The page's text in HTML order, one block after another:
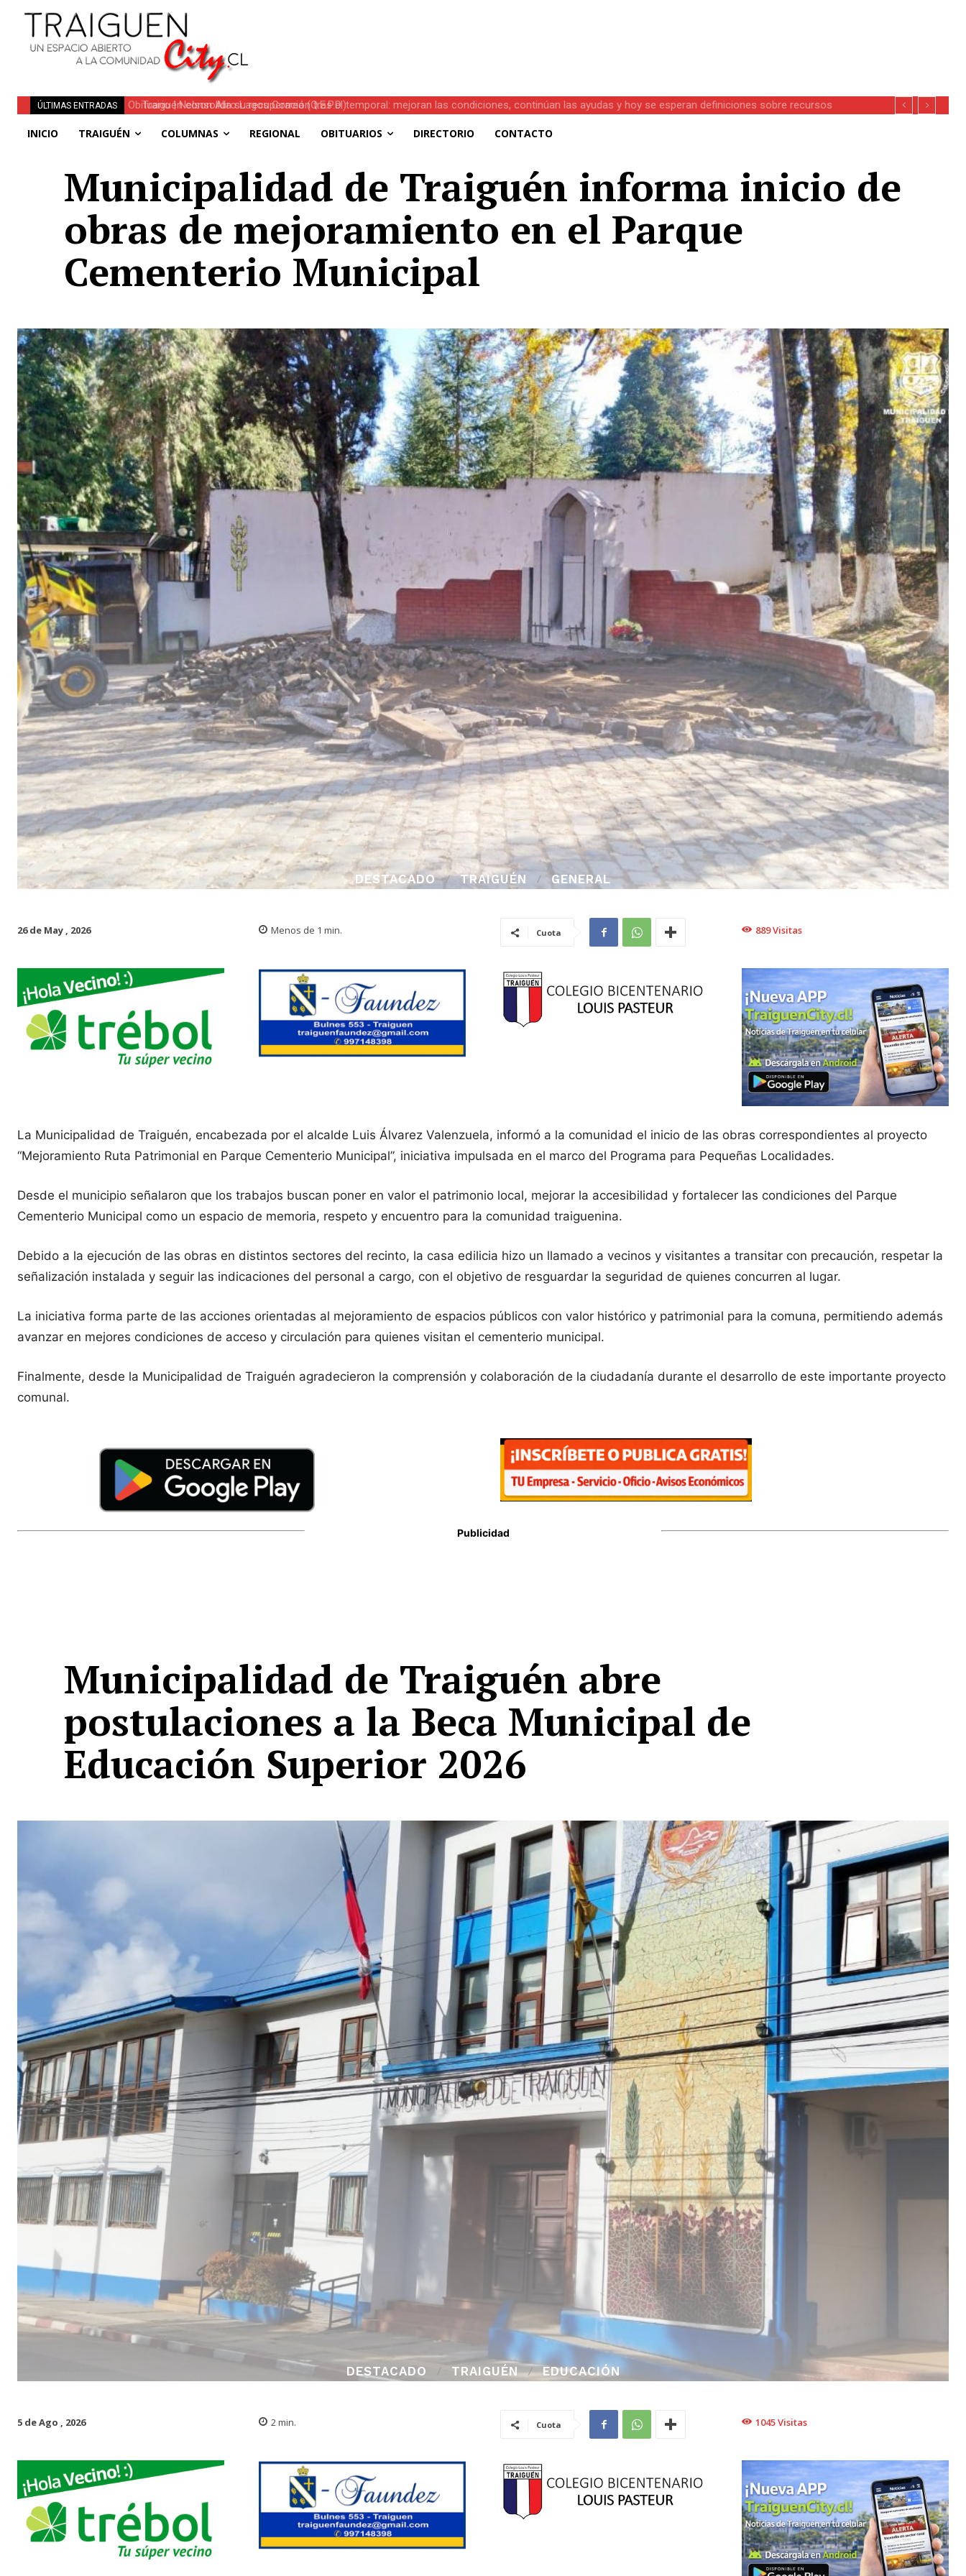
ÚLTIMAS ENTRADAS
Traiguén consolida su recuperación tras el temporal: mejoran las condiciones, continúan las ayudas y hoy se esperan definiciones sobre recursos
INICIO TRAIGUÉN COLUMNAS REGIONAL OBITUARIOS DIRECTORIO CONTACTO
Municipalidad de Traiguén informa inicio de
obras de mejoramiento en el Parque
Cementerio Municipal
DESTACADO TRAIGUÉN GENERAL
26 de May , 2026 Menos de 1 min. Cuota 889Visitas
La Municipalidad de Traiguén, encabezada por el alcalde Luis Álvarez Valenzuela, informó a la comunidad el inicio de las obras correspondientes al proyecto
“Mejoramiento Ruta Patrimonial en Parque Cementerio Municipal”, iniciativa impulsada en el marco del Programa para Pequeñas Localidades.
Desde el municipio señalaron que los trabajos buscan poner en valor el patrimonio local, mejorar la accesibilidad y fortalecer las condiciones del Parque
Cementerio Municipal como un espacio de memoria, respeto y encuentro para la comunidad traiguenina.
Debido a la ejecución de las obras en distintos sectores del recinto, la casa edilicia hizo un llamado a vecinos y visitantes a transitar con precaución, respetar la
señalización instalada y seguir las indicaciones del personal a cargo, con el objetivo de resguardar la seguridad de quienes concurren al lugar.
La iniciativa forma parte de las acciones orientadas al mejoramiento de espacios públicos con valor histórico y patrimonial para la comuna, permitiendo además
avanzar en mejores condiciones de acceso y circulación para quienes visitan el cementerio municipal.
Finalmente, desde la Municipalidad de Traiguén agradecieron la comprensión y colaboración de la ciudadanía durante el desarrollo de este importante proyecto
comunal.
Publicidad